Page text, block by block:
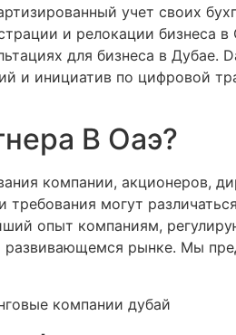
учет своих
и релокации бизнеса
для бизнеса в Дубае.
и инициатив по цифровой
В Оаэ?
компании, акционеров,
могут
опыт компаниям,
развивающемся рынке. Мы